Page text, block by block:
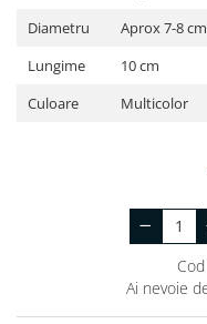
Diametru
Aprox 7-8 cm
Lungime
10 cm
Culoare
Multicolor
Ai nevoie